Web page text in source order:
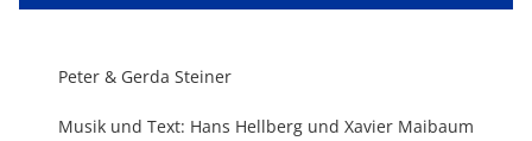
Peter & Gerda Steiner
Musik und Text: Hans Hellberg und Xavier Maibaum